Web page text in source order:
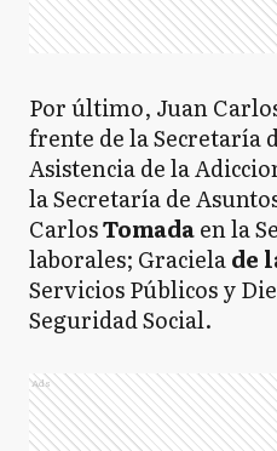
Por último, Juan
frente de la Secretaría
Asistencia de la
la Secretaría de
CarlosTomadaen la
laborales; Gracielade
Servicios Públicos y
Seguridad Social.
Ads